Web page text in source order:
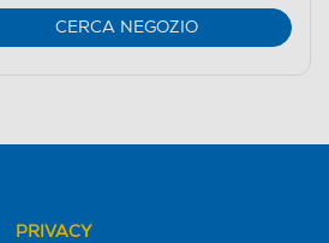
CERCA NEGOZIO
PRIVACY